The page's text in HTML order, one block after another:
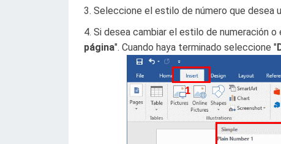
Seleccione el estilo de número que desea
Si desea cambiar el estilo de numeración o
página". Cuando haya terminado seleccione "